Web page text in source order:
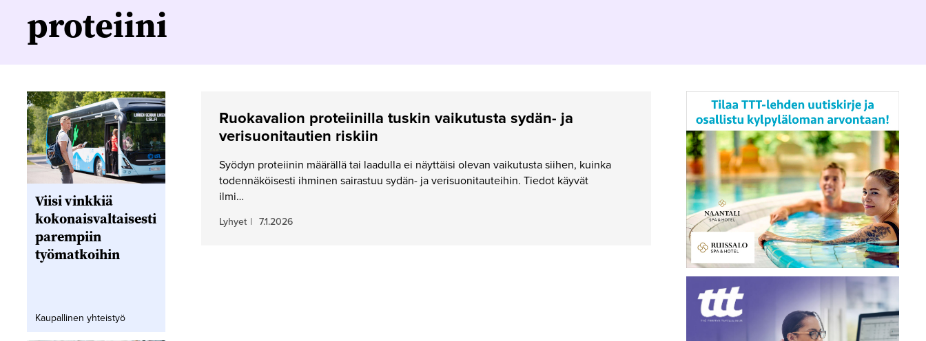
proteiini
Ruokavalion proteiinilla tuskin vaikutusta sydän- ja
verisuonitautien riskiin
Syödyn proteiinin määrällä tai laadulla ei näyttäisi olevan vaikutusta siihen, kuinka
todennäköisesti ihminen sairastuu sydän- ja verisuonitauteihin. Tiedot käyvät
ilmi…
Lyhyet | 7.1.2026
Viisi vinkkiä
kokonaisvaltaisesti
parempiin
työmatkoihin
Kaupallinen yhteistyö